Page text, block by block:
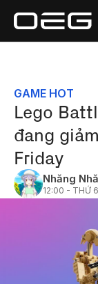
GAME HOT
Lego
đang
Friday
Nhăng
12:00 - THỨ